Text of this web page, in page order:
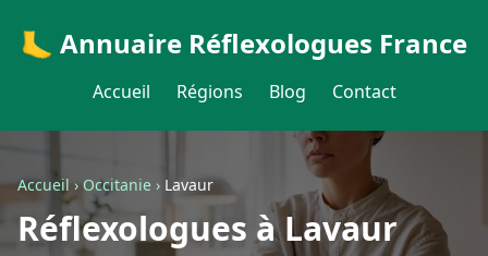
🦶 Annuaire Réflexologues France
Accueil Régions Blog Contact
Accueil›Occitanie › Lavaur
Réflexologues à Lavaur